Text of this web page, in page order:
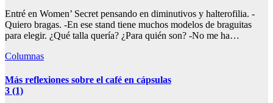
Entré en Women’ Secret pensando en diminutivos y halterofilia. -
Quiero bragas. -En ese stand tiene muchos modelos de braguitas
para elegir. ¿Qué talla quería? ¿Para quién son? -No me ha…
Columnas
Más reflexiones sobre el café en cápsulas
3 (1)